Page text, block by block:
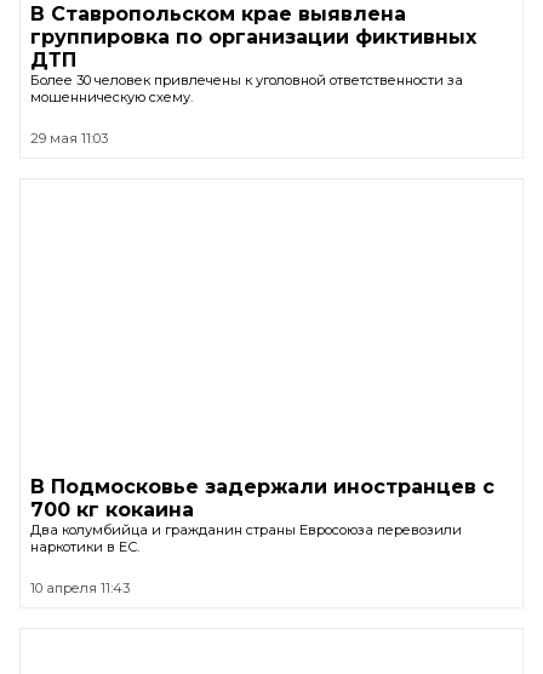
В Ставропольском крае выявлена
группировка по организации фиктивных
ДТП
Более 30 человек привлечены к уголовной ответственности за
мошенническую схему.
29 мая 11:03
В Подмосковье задержали иностранцев с
700 кг кокаина
Два колумбийца и гражданин страны Евросоюза перевозили
наркотики в ЕС.
10 апреля 11:43